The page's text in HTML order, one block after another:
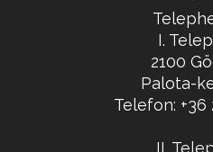
I.
2100
Palota-
Telefon: +36
II.